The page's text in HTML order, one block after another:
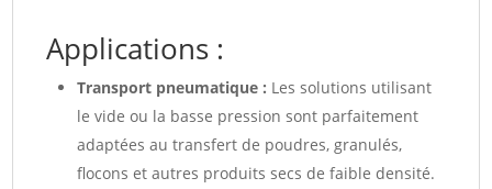
Applications :
Transport pneumatique : Les solutions utilisant
le vide ou la basse pression sont parfaitement
adaptées au transfert de poudres, granulés,
flocons et autres produits secs de faible densité.